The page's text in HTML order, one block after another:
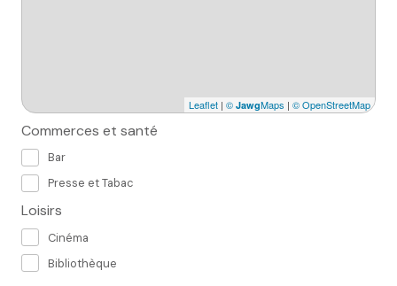
Leaflet | © JawgMaps | © OpenStreetMap
Commerces et santé
Bar
Presse et Tabac
Loisirs
Cinéma
Bibliothèque